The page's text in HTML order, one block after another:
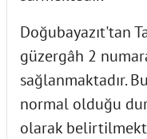
Doğubayazıt'tan
güzergâh 2
sağlanmaktadır.
normal olduğu
olarak